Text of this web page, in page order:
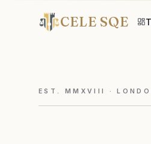
CELE SQE
EST. MMXVIII ·